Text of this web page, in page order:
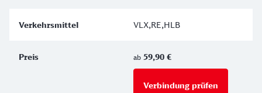
VLX,RE,HLB
ab 59,90 €
Verbindung prüfen